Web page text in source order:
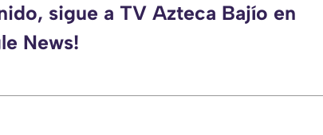
sigue a TV Azteca Bajío en
News!